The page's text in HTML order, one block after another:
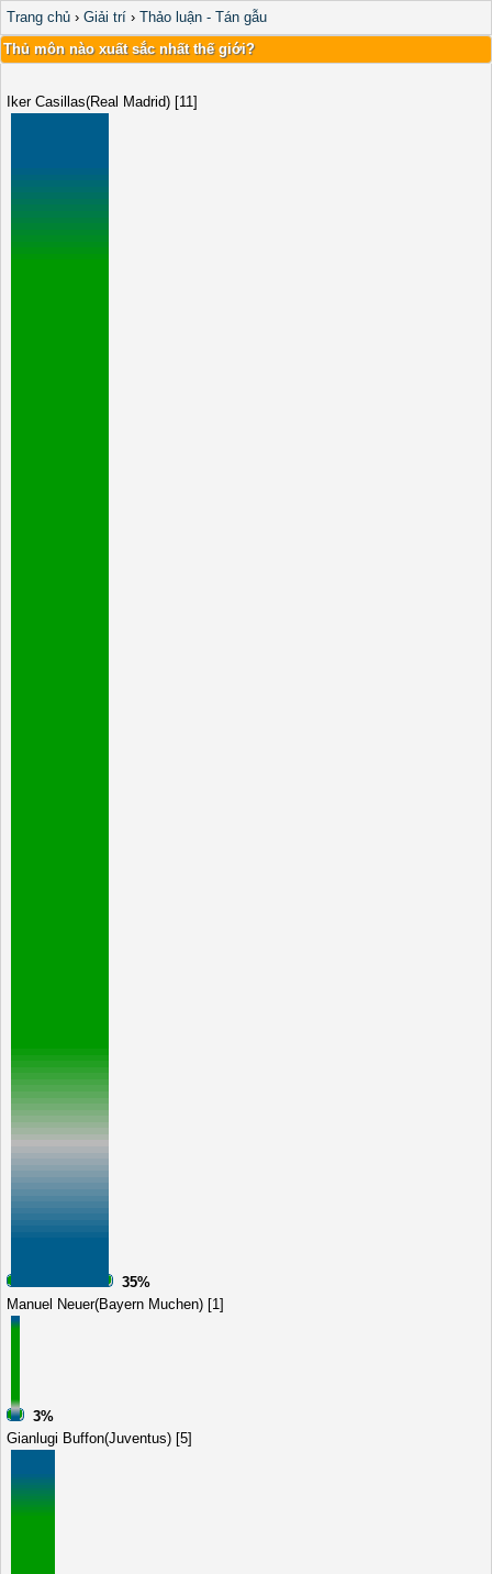
Trang chủ › Giải trí › Thảo luận - Tán gẫu
Thủ môn nào xuất sắc nhất thế giới?
Iker Casillas(Real Madrid) [11]
35%
Manuel Neuer(Bayern Muchen) [1]
3%
Gianlugi Buffon(Juventus) [5]